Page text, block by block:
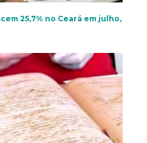
25,7% no Ceará em julho,